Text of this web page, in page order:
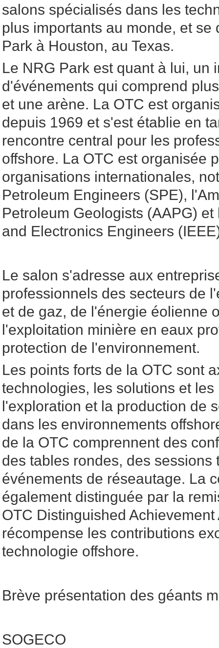
salons spécialisés dans les
plus importants au monde, et se
Park à Houston, au Texas.
Le NRG Park est quant à lui, un
d'événements qui comprend
et une arène. La OTC est
depuis 1969 et s'est établie en
rencontre central pour les
offshore. La OTC est organisée
organisations internationales,
Petroleum Engineers (SPE),
Petroleum Geologists (AAPG)
and Electronics Engineers
Le salon s'adresse aux
professionnels des secteurs de
et de gaz, de l'énergie éolienne
l'exploitation minière en eaux
protection de l'environnement.
Les points forts de la OTC sont
technologies, les solutions et
l'exploration et la production de
dans les environnements
de la OTC comprennent des
des tables rondes, des sessions
événements de réseautage. La
également distinguée par la
OTC Distinguished Achievement
récompense les contributions
technologie offshore.
Brève présentation des géants
SOGECO